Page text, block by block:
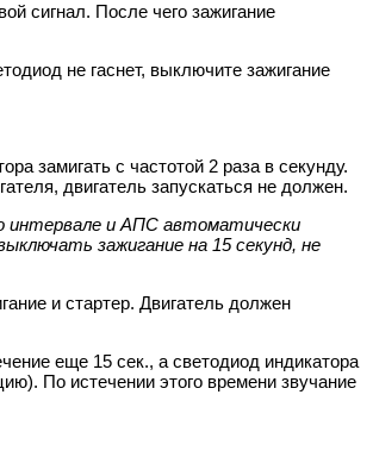
сигнал. После чего зажигание
не гаснет, выключите зажигание
замигать с частотой 2 раза в секунду.
двигатель запускаться не должен.
интервале и АПС автоматически
зажигание на 15 секунд, не
и стартер. Двигатель должен
еще 15 сек., а светодиод индикатора
По истечении этого времени звучание